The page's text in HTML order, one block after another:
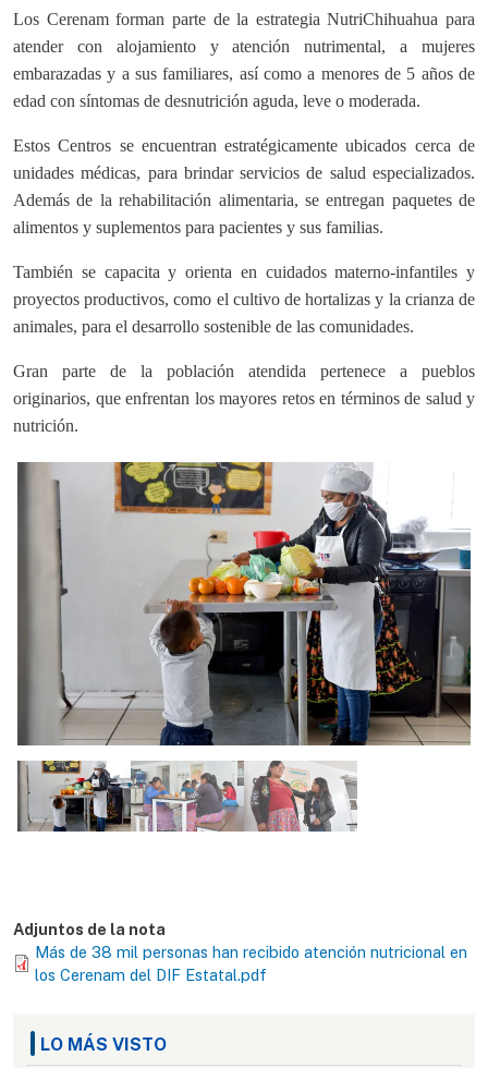
Los Cerenam forman parte de la estrategia NutriChihuahua para
atender con alojamiento y atención nutrimental, a mujeres
embarazadas y a sus familiares, así como a menores de 5 años de
edad con síntomas de desnutrición aguda, leve o moderada.
Estos Centros se encuentran estratégicamente ubicados cerca de
unidades médicas, para brindar servicios de salud especializados.
Además de la rehabilitación alimentaria, se entregan paquetes de
alimentos y suplementos para pacientes y sus familias.
También se capacita y orienta en cuidados materno-infantiles y
proyectos productivos, como el cultivo de hortalizas y la crianza de
animales, para el desarrollo sostenible de las comunidades.
Gran parte de la población atendida pertenece a pueblos
originarios, que enfrentan los mayores retos en términos de salud y
nutrición.
Adjuntos de la nota
Más de 38 mil personas han recibido atención nutricional en
los Cerenam del DIF Estatal.pdf
LO MÁS VISTO